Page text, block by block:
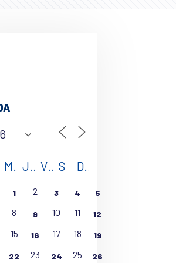
M J V S D
1 2 3 4 5
8 9 10 11 12
15 16 17 18 19
22 23 24 25 26